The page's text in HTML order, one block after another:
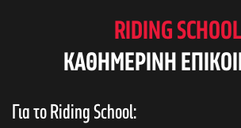
RIDING SCHOOL
KAΘΗΜΕΡΙΝΗ
Για το Riding School: